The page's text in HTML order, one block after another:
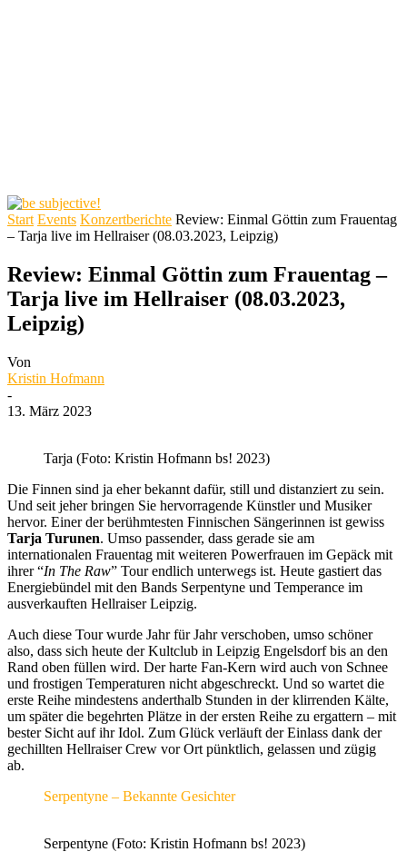
Start Events Konzertberichte Review: Einmal Göttin zum Frauentag
– Tarja live im Hellraiser (08.03.2023, Leipzig)
Review: Einmal Göttin zum Frauentag –
Tarja live im Hellraiser (08.03.2023,
Leipzig)
Von
Kristin Hofmann
-
13. März 2023
Tarja (Foto: Kristin Hofmann bs! 2023)
Die Finnen sind ja eher bekannt dafür, still und distanziert zu sein.
Und seit jeher bringen Sie hervorragende Künstler und Musiker
hervor. Einer der berühmtesten Finnischen Sängerinnen ist gewiss
Tarja Turunen. Umso passender, dass gerade sie am
internationalen Frauentag mit weiteren Powerfrauen im Gepäck mit
ihrer “In The Raw” Tour endlich unterwegs ist. Heute gastiert das
Energiebündel mit den Bands Serpentyne und Temperance im
ausverkauften Hellraiser Leipzig.
Auch diese Tour wurde Jahr für Jahr verschoben, umso schöner
also, dass sich heute der Kultclub in Leipzig Engelsdorf bis an den
Rand oben füllen wird. Der harte Fan-Kern wird auch von Schnee
und frostigen Temperaturen nicht abgeschreckt. Und so wartet die
erste Reihe mindestens anderthalb Stunden in der klirrenden Kälte,
um später die begehrten Plätze in der ersten Reihe zu ergattern – mit
bester Sicht auf ihr Idol. Zum Glück verläuft der Einlass dank der
gechillten Hellraiser Crew vor Ort pünktlich, gelassen und zügig
ab.
Serpentyne – Bekannte Gesichter
Serpentyne (Foto: Kristin Hofmann bs! 2023)